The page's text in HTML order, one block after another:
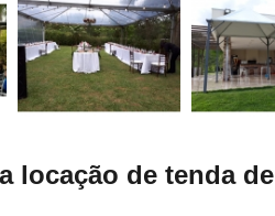
locação de tenda